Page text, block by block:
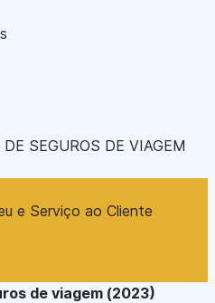
SEGUROS DE VIAGEM
e Serviço ao Cliente
de viagem (2023)